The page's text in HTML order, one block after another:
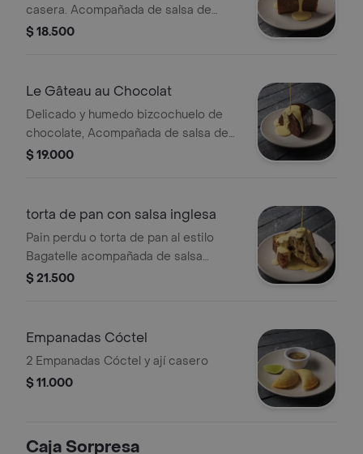
casera. Acompañada de salsa de
crema inglesa de la casa
$ 18.500
Le Gâteau au Chocolat
Delicado y humedo bizcochuelo de
chocolate, Acompañada de salsa de
crema inglesa de la casa
$ 19.000
torta de pan con salsa inglesa
Pain perdu o torta de pan al estilo
Bagatelle acompañada de salsa
inglesa
$ 21.500
Empanadas Cóctel
2 Empanadas Cóctel y ají casero
$ 11.000
Caja Sorpresa